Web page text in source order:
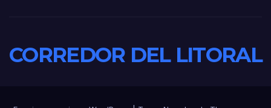
CORREDOR DEL LITORAL